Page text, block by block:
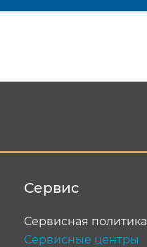
Сервис
Сервисная политика
Сервисные центры